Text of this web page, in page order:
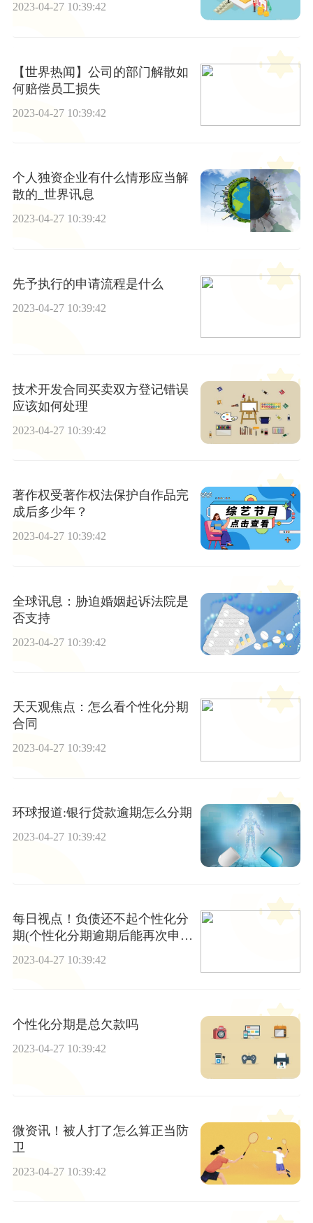
2023-04-27 10:39:42
【世界热闻】公司的部门解散如
何赔偿员工损失
2023-04-27 10:39:42
个人独资企业有什么情形应当解
散的_世界讯息
2023-04-27 10:39:42
先予执行的申请流程是什么
2023-04-27 10:39:42
技术开发合同买卖双方登记错误
应该如何处理
2023-04-27 10:39:42
著作权受著作权法保护自作品完
成后多少年？
2023-04-27 10:39:42
全球讯息：胁迫婚姻起诉法院是
否支持
2023-04-27 10:39:42
天天观焦点：怎么看个性化分期
合同
2023-04-27 10:39:42
环球报道:银行贷款逾期怎么分期
2023-04-27 10:39:42
每日视点！负债还不起个性化分
期(个性化分期逾期后能再次申请
2023-04-27 10:39:42
个性化分期是总欠款吗
2023-04-27 10:39:42
微资讯！被人打了怎么算正当防
卫
2023-04-27 10:39:42